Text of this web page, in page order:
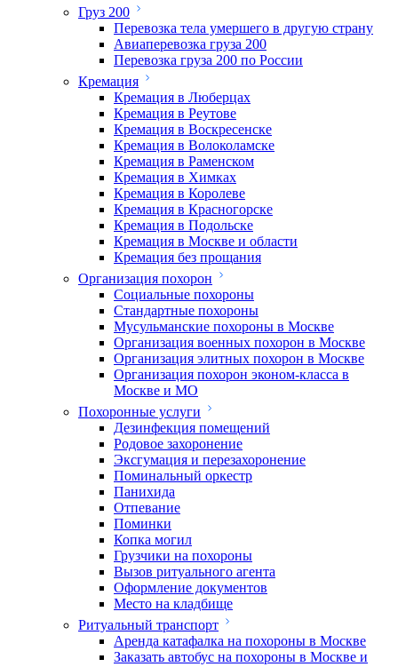
Груз 200
Перевозка тела умершего в другую страну
Авиаперевозка груза 200
Перевозка груза 200 по России
Кремация
Кремация в Люберцах
Кремация в Реутове
Кремация в Воскресенске
Кремация в Волоколамске
Кремация в Раменском
Кремация в Химках
Кремация в Королеве
Кремация в Красногорске
Кремация в Подольске
Кремация в Москве и области
Кремация без прощания
Организация похорон
Социальные похороны
Стандартные похороны
Мусульманские похороны в Москве
Организация военных похорон в Москве
Организация элитных похорон в Москве
Организация похорон эконом-класса в
Москве и МО
Похоронные услуги
Дезинфекция помещений
Родовое захоронение
Эксгумация и перезахоронение
Поминальный оркестр
Панихида
Отпевание
Поминки
Копка могил
Грузчики на похороны
Вызов ритуального агента
Оформление документов
Место на кладбище
Ритуальный транспорт
Аренда катафалка на похороны в Москве
Заказать автобус на похороны в Москве и